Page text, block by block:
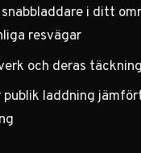
i ditt
resvägar
och deras täckning
laddning